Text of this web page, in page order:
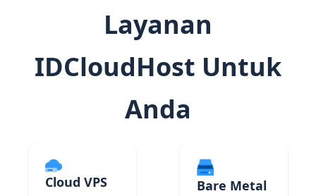
Layanan
IDCloudHost Untuk
Anda
Cloud VPS
Bare Metal